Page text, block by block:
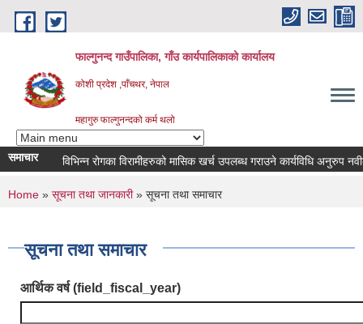
Skip to main content
फाल्गुनन्द गाउँपालिका, गाँउ कार्यपालिकाको कार्यालय
कोशी प्रदेश ,पाँचथर, नेपाल
महागुरु फाल्गुनन्दको कर्म थलो
समाचार विभिन्न रोगका विरामीहरुको मासिक खर्च उपलब्ध गराउने कार्यविधि अनुरुप
You are here
Home » सूचना तथा जानकारी» सूचना तथा समाचार
सूचना तथा समाचार
आर्थिक वर्ष (field_fiscal_year)